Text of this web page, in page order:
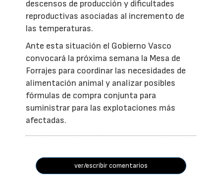
descensos de producción y dificultades
reproductivas asociadas al incremento de
las temperaturas.
Ante esta situación el Gobierno Vasco
convocará la próxima semana la Mesa de
Forrajes para coordinar las necesidades de
alimentación animal y analizar posibles
fórmulas de compra conjunta para
suministrar para las explotaciones más
afectadas.
ver/escribir comentarios